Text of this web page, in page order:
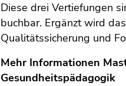
Diese drei Vertiefungen
buchbar. Ergänzt wird
Qualitätssicherung und
Mehr Informationen
Gesundheitspädagogik